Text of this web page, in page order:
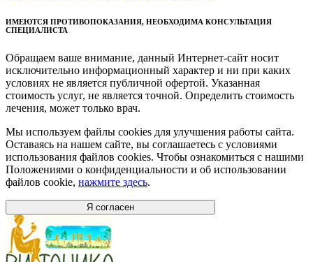
ИМЕЮТСЯ ПРОТИВОПОКАЗАНИЯ, НЕОБХОДИМА КОНСУЛЬТАЦИЯ
СПЕЦИАЛИСТА
Обращаем ваше внимание, данный Интернет-сайт носит
исключительно информационный характер и ни при каких
условиях не является публичной офертой. Указанная
стоимость услуг, не является точной. Определить стоимость
лечения, может только врач.
Мы используем файлы cookies для улучшения работы сайта.
Оставаясь на нашем сайте, вы соглашаетесь с условиями
использования файлов cookies. Чтобы ознакомиться с нашими
Положениями о конфиденциальности и об использовании
файлов cookie, нажмите здесь.
Я согласен